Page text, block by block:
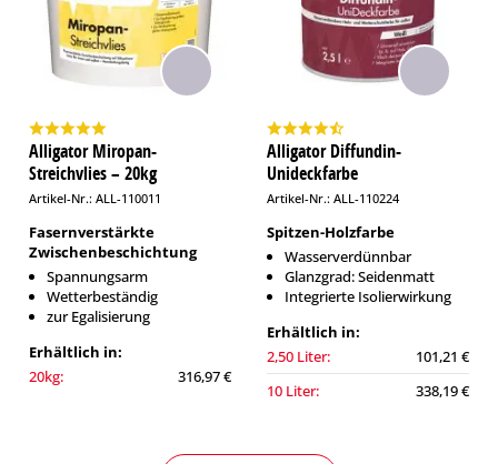
Alligator Miropan-
Streichvlies – 20kg
Artikel-Nr.: ALL-110011
Fasernverstärkte
Zwischenbeschichtung
Spannungsarm
Wetterbeständig
zur Egalisierung
Erhältlich in:
20kg:
316,97 €
Alligator Diffundin-
Unideckfarbe
Artikel-Nr.: ALL-110224
Spitzen-Holzfarbe
Wasserverdünnbar
Glanzgrad: Seidenmatt
Integrierte Isolierwirkung
Erhältlich in:
2,50 Liter:
101,21 €
10 Liter:
338,19 €